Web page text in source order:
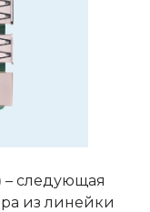
– следующая
из линейки